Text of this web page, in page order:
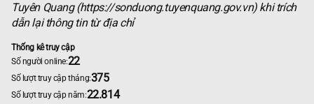
Tuyên Quang (https://sonduong.tuyenquang.gov.vn) khi trích
dẫn lại thông tin từ địa chỉ
Thống kê truy cập
Số người online:22
Số lượt truy cập tháng:375
Số lượt truy cập năm:22.814